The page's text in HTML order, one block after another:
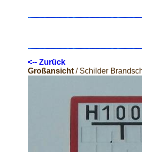
<-- Zurück
Großansicht/ Schilder